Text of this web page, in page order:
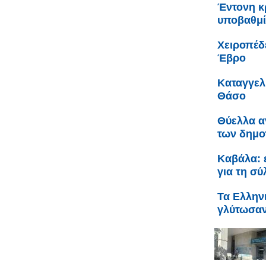
Έντονη
Έβρο
Θάσο
Θύελλα
των
Καβάλα:
για τη
Τα